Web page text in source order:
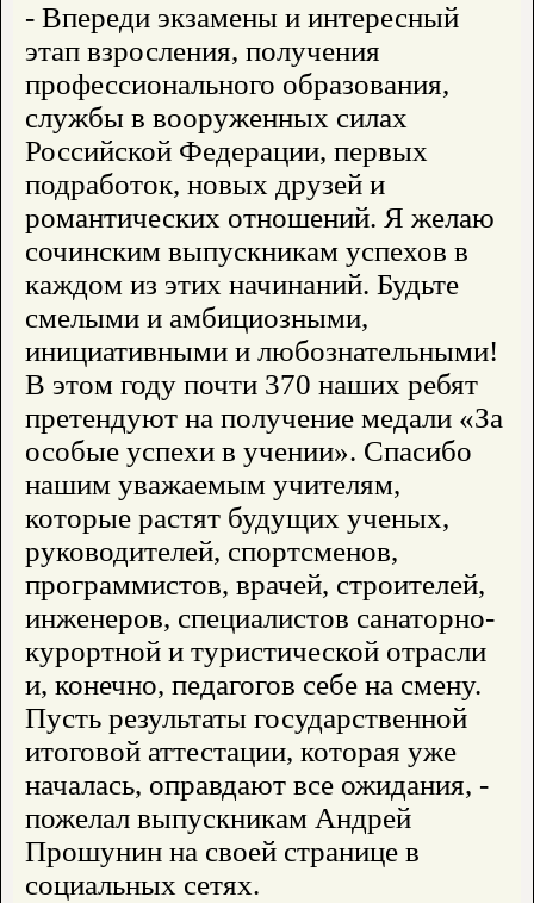
- Впереди экзамены и интересный
этап взросления, получения
профессионального образования,
службы в вооруженных силах
Российской Федерации, первых
подработок, новых друзей и
романтических отношений. Я желаю
сочинским выпускникам успехов в
каждом из этих начинаний. Будьте
смелыми и амбициозными,
инициативными и любознательными!
В этом году почти 370 наших ребят
претендуют на получение медали «За
особые успехи в учении». Спасибо
нашим уважаемым учителям,
которые растят будущих ученых,
руководителей, спортсменов,
программистов, врачей, строителей,
инженеров, специалистов санаторно-
курортной и туристической отрасли
и, конечно, педагогов себе на смену.
Пусть результаты государственной
итоговой аттестации, которая уже
началась, оправдают все ожидания, -
пожелал выпускникам Андрей
Прошунин на своей странице в
социальных сетях.